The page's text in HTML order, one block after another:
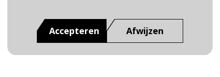
Accepteren Afwijzen